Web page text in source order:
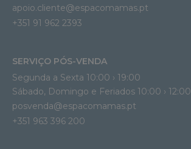
apoio.cliente@espacomamas.pt
+351 91 962 2393
SERVIÇO PÓS-VENDA
Segunda a Sexta 10:00 › 19:00
Sábado, Domingo e Feriados 10:00 › 12:00
posvenda@espacomamas.pt
+351 963 396 200